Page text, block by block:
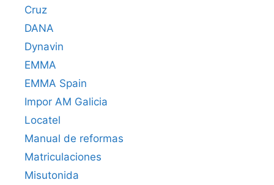
Cruz
DANA
Dynavin
EMMA
EMMA Spain
Impor AM Galicia
Locatel
Manual de reformas
Matriculaciones
Misutonida